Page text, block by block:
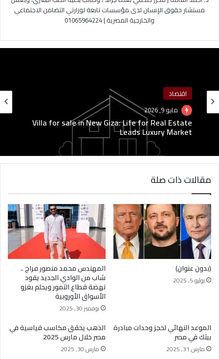
مستشار حقوق الإنسان لدى مؤسسات تابعة لوزارتي التضامن الاجتماعي
والخارجية المصرية | 01065964224
اقتصاد
مايو 9, 2026
Leads Luxury Market
اقتصاد
مايو 3, 2026
فرص عمل جديدة: مفاجأة خيالية لآلاف الشباب في
11 محافظة برواتب ضخمة!
مقالات ذات صلة
(بدون عنوان)
يوليو 5, 2025
المهندس محمد منصور فراج ..
شاب من الوادي الجديد يقود
نهضة قطاع التمور ويحلم بغزو
الأسواق الأوروبية
نوفمبر 30, 2025
الموعد النهائي لحجز وحدات مبادرة
بيتك في مصر
مارس 31, 2025
الذهب يحقق مكاسب قياسية في
مصر خلال مارس 2025
مارس 30, 2025